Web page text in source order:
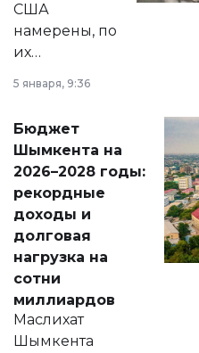
США
намерены, по
их
принести
народу
Венесуэлы.
5 января, 9:36
Бюджет
Шымкента на
2026–2028 годы:
рекордные
доходы и
долговая
нагрузка на
сотни
миллиардов
Маслихат
Шымкента